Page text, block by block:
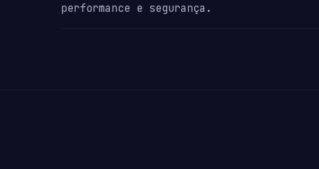
performance e segurança.